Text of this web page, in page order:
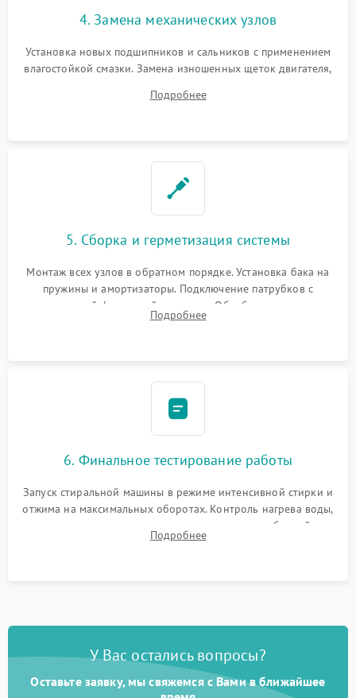
4. Замена механических узлов
Установка новых подшипников и сальников с применением
влагостойкой смазки. Замена изношенных щеток двигателя,
или поврежденной резиновой манжеты.
Подробнее
5. Сборка и герметизация системы
Монтаж всех узлов в обратном порядке. Установка бака на
пружины и амортизаторы. Подключение патрубков с
надежной фиксацией хомутами. Обработка стыков
герметиком для предотвращения возможных протечек воды.
Подробнее
6. Финальное тестирование работы
Запуск стиральной машины в режиме интенсивной стирки и
отжима на максимальных оборотах. Контроль нагрева воды,
корректности слива, отсутствия излишних вибраций,
посторонних стуков и протечек под корпусом.
Подробнее
У Вас остались вопросы?
Оставьте заявку, мы свяжемся с Вами в ближайшее